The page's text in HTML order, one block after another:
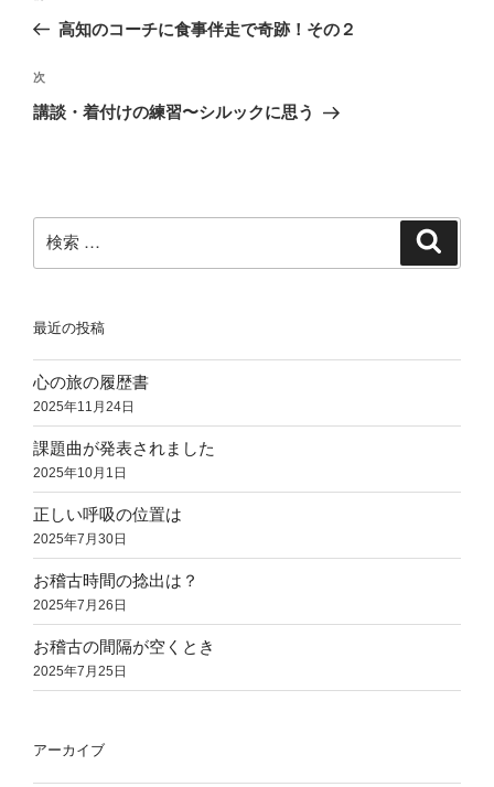
ビ
ゲ
ン
去
投
稿
高知のコーチに食事伴走で奇跡！その２
次
の
次
講談・着付けの練習〜シルックに思う
索:
最近の投稿
心の旅の履歴書
2025年11月24日
課題曲が発表されました
2025年10月1日
正しい呼吸の位置は
2025年7月30日
お稽古時間の捻出は？
2025年7月26日
お稽古の間隔が空くとき
2025年7月25日
アーカイブ